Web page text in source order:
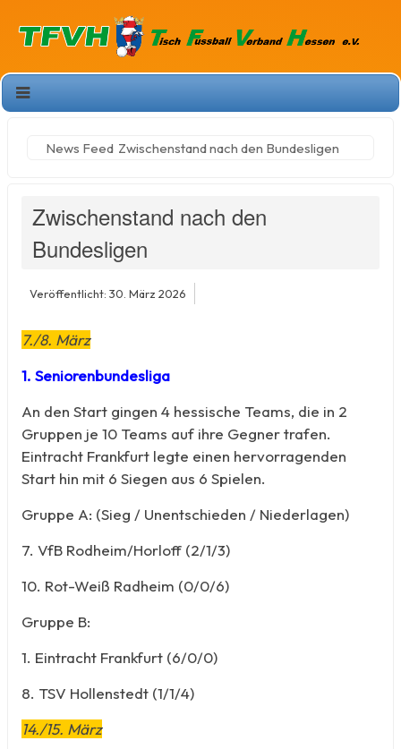
News Feed Zwischenstand nach den Bundesligen
Zwischenstand nach den
Bundesligen
Veröffentlicht: 30. März 2026
7./8. März
1. Seniorenbundesliga
An den Start gingen 4 hessische Teams, die in 2
Gruppen je 10 Teams auf ihre Gegner trafen.
Eintracht Frankfurt legte einen hervorragenden
Start hin mit 6 Siegen aus 6 Spielen.
Gruppe A: (Sieg / Unentschieden / Niederlagen)
7. VfB Rodheim/Horloff (2/1/3)
10. Rot-Weiß Radheim (0/0/6)
Gruppe B:
1. Eintracht Frankfurt (6/0/0)
8. TSV Hollenstedt (1/1/4)
14./15. März